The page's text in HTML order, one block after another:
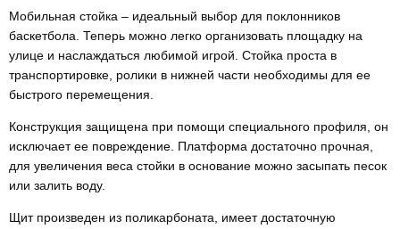
Мобильная стойка – идеальный выбор для поклонников
баскетбола. Теперь можно легко организовать площадку на
улице и наслаждаться любимой игрой. Стойка проста в
транспортировке, ролики в нижней части необходимы для ее
быстрого перемещения.
Конструкция защищена при помощи специального профиля, он
исключает ее повреждение. Платформа достаточно прочная,
для увеличения веса стойки в основание можно засыпать песок
или залить воду.
Щит произведен из поликарбоната, имеет достаточную